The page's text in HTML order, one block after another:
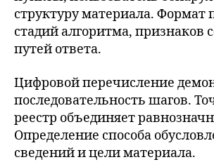
структуру материала. Формат
стадий алгоритма, признаков
путей ответа.
Цифровой перечисление
последовательность шагов.
реестр объединяет
Определение способа
сведений и цели материала.